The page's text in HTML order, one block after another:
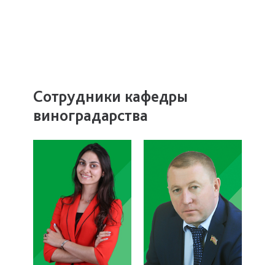
Сотрудники кафедры
виноградарства